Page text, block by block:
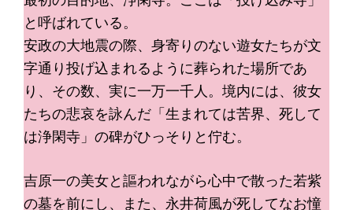
と呼ばれている。
安政の大地震の際、身寄りのない遊女たちが文
字通り投げ込まれるように葬られた場所であ
り、その数、実に一万一千人。境内には、彼女
たちの悲哀を詠んだ「生まれては苦界、死して
は浄閑寺」の碑がひっそりと佇む。
吉原一の美女と謳われながら心中で散った若紫
の墓を前にし、また、永井荷風が死してなお憧